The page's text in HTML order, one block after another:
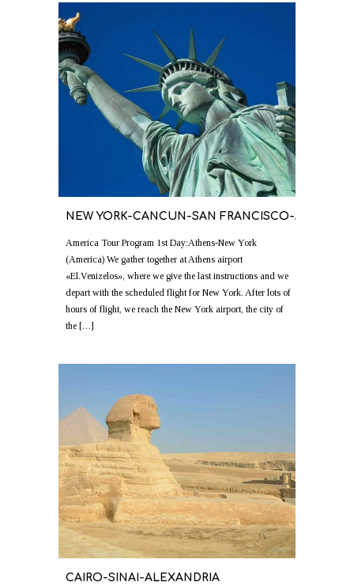
NEW YORK-CANCUN-SAN FRANCISCO-ARIZONA
America Tour Program 1st Day:Athens-New York
(America) We gather together at Athens airport
«El.Venizelos», where we give the last instructions and we
depart with the scheduled flight for New York. After lots of
hours of flight, we reach the New York airport, the city of
the […]
CAIRO-SINAI-ALEXANDRIA